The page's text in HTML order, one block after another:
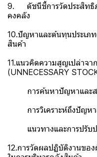
9. ดัชนีชี้การวัดประสิทธิภ
คงคลัง
10.ปัญหาและต้นทุนประเภ
สินค้า
11.แนวคิดความสูญเปล่าจา
(UNNECESSARY
การค้นหาปัญหาและส
การวิเคราะห์ถึงปัญหา
แนวทางและการปรับป
12.การวัดผลปฏิบัติงานขอ